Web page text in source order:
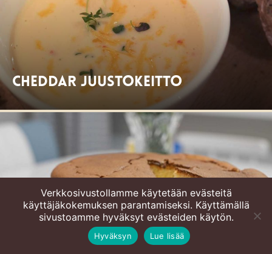
Cheddar juustokeitto
Verkkosivustollamme käytetään evästeitä
käyttäjäkokemuksen parantamiseksi. Käyttämällä
sivustoamme hyväksyt evästeiden käytön.
Hyväksyn Lue lisää